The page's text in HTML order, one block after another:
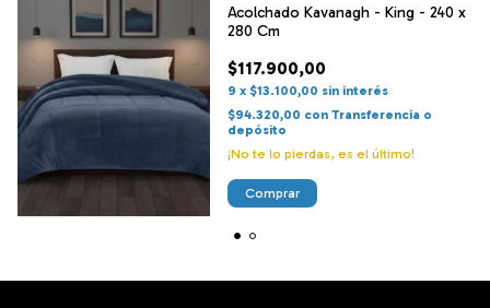
Acolchado Kavanagh - King - 240 x
280 Cm
$117.900,00
9 x $13.100,00 sin interés
$94.320,00 con Transferencia o
depósito
¡No te lo pierdas, es el último!
Comprar